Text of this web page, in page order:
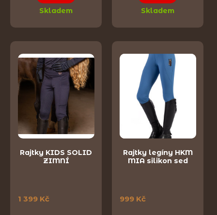
Skladem Skladem
Rajtky KIDS SOLID
ZIMNÍ
1 399 Kč
Rajtky legíny HKM
MIA silikon sed
999 Kč